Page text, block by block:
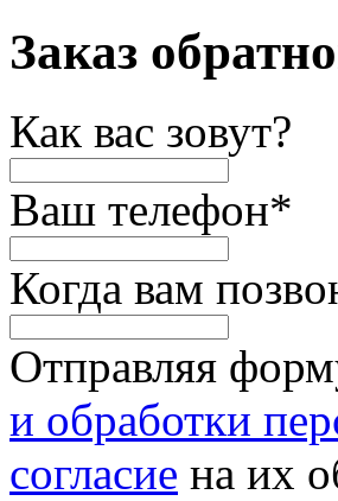
Заказ
Как вас зовут?
Ваш телефон*
Когда вам
Отправляя
и обработки
согласие на их